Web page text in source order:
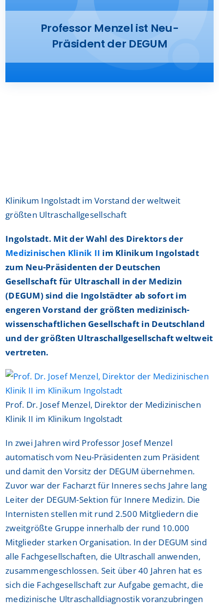
Presse
Professor Menzel ist Neu-
Präsident der DEGUM
Klinikum Ingolstadt im Vorstand der weltweit
größten Ultraschallgesellschaft
Ingolstadt. Mit der Wahl des Direktors der
Medizinischen Klinik II im Klinikum Ingolstadt
zum Neu-Präsidenten der Deutschen
Gesellschaft für Ultraschall in der Medizin
(DEGUM) sind die Ingolstädter ab sofort im
engeren Vorstand der größten medizinisch-
wissenschaftlichen Gesellschaft in Deutschland
und der größten Ultraschallgesellschaft weltweit
vertreten.
Prof. Dr. Josef Menzel, Direktor der Medizinischen
Klinik II im Klinikum Ingolstadt
In zwei Jahren wird Professor Josef Menzel
automatisch vom Neu-Präsidenten zum Präsident
und damit den Vorsitz der DEGUM übernehmen.
Zuvor war der Facharzt für Inneres sechs Jahre lang
Leiter der DEGUM-Sektion für Innere Medizin. Die
Internisten stellen mit rund 2.500 Mitgliedern die
zweitgrößte Gruppe innerhalb der rund 10.000
Mitglieder starken Organisation. In der DEGUM sind
alle Fachgesellschaften, die Ultraschall anwenden,
zusammengeschlossen. Seit über 40 Jahren hat es
sich die Fachgesellschaft zur Aufgabe gemacht, die
medizinische Ultraschalldiagnostik voranzubringen